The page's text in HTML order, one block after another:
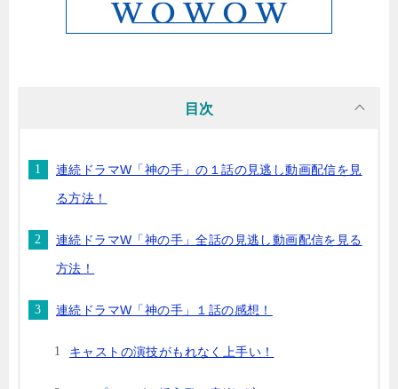
目次
連続ドラマW「神の手」の１話の見逃し動画配信を見
る方法！
連続ドラマW「神の手」全話の見逃し動画配信を見る
方法！
連続ドラマW「神の手」１話の感想！
キャストの演技がもれなく上手い！